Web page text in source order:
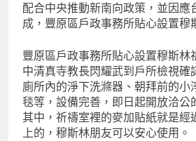
配合中央推動新南向政策，並因應
成，豐原區戶政事務所貼心設置穆
豐原區戶政事務所貼心設置穆斯林
中清真寺教長閃耀武到戶所檢視確
廁所內的淨下洗滌器、朝拜前的小
毯等，設備完善，即日起開放洽公
其中，祈禱室裡的麥加貼紙就是經
上的，穆斯林朋友可以安心使用。